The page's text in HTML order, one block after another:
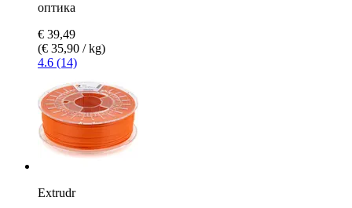
оптика
€ 39,49
(€ 35,90 / kg)
4.6 (14)
Extrudr